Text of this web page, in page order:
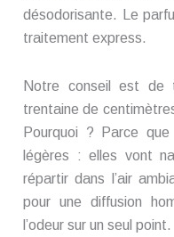
désodorisante. Le
traitement express.
Notre conseil est de
trentaine de
Pourquoi ? Parce
légères : elles vont
répartir dans l’air
pour une diffusion
l’odeur sur un seul point.